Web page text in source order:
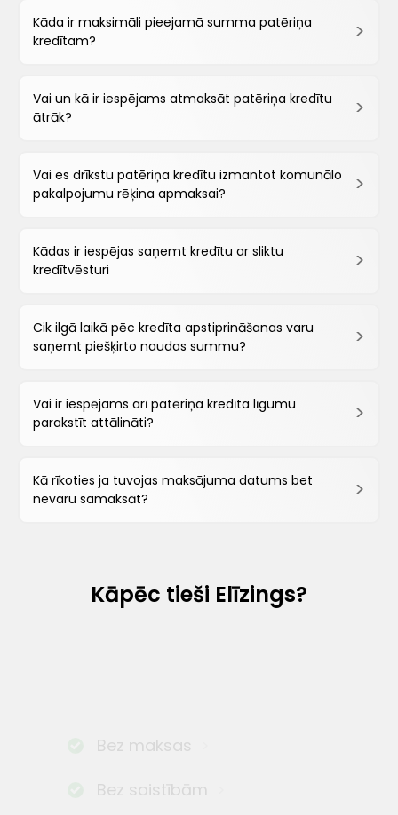
Kāda ir maksimāli pieejamā summa patēriņa
kredītam?
Vai un kā ir iespējams atmaksāt patēriņa kredītu
ātrāk?
Vai es drīkstu patēriņa kredītu izmantot komunālo
pakalpojumu rēķina apmaksai?
Kādas ir iespējas saņemt kredītu ar sliktu
kredītvēsturi
Cik ilgā laikā pēc kredīta apstiprināšanas varu
saņemt piešķirto naudas summu?
Vai ir iespējams arī patēriņa kredīta līgumu
parakstīt attālināti?
Kā rīkoties ja tuvojas maksājuma datums bet
nevaru samaksāt?
Kāpēc tieši Elīzings?
Bez maksas
Bez saistībām